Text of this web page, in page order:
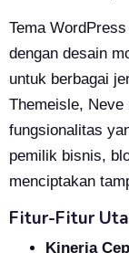
Tema WordPress
dengan desain
untuk berbagai
Themeisle,
fungsionalitas
pemilik bisnis,
menciptakan
Fitur-Fitur
Kinerja